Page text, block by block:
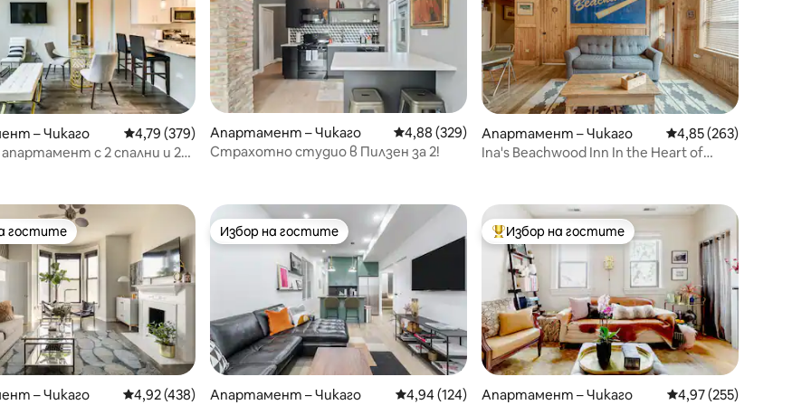
5, 183 отзива
– Чикаго Средна оценка: 4,79 от 5, 379 отзива
4,79 (379)
с 2 спални и 2
Апартамент – Чикаго Средна оценка: 4,88 от 5, 329 отзива
4,88 (329)
Страхотно студио в Пилзен за 2!
Апартамент – Чикаго Средна оценка: 4,85
4,85 (263)
Ina's Beachwood Inn In the Heart of
5, 135 отзива
гостите
гостите
– Чикаго Средна оценка: 4,92 от 5, 438 отзива
4,92 (438)
Избор на гостите
Избор на гостите
Апартамент – Чикаго Средна оценка: 4,94 от 5, 124 отзива
4,94 (124)
Най-популярен избор на гостите
Избор на гостите
Апартамент – Чикаго Средна оценка: 4,97
4,97 (255)